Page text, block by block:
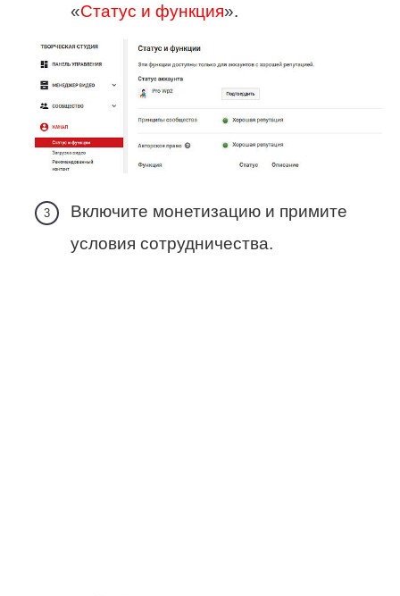
«Статус и функция».
Включите монетизацию и примите
условия сотрудничества.